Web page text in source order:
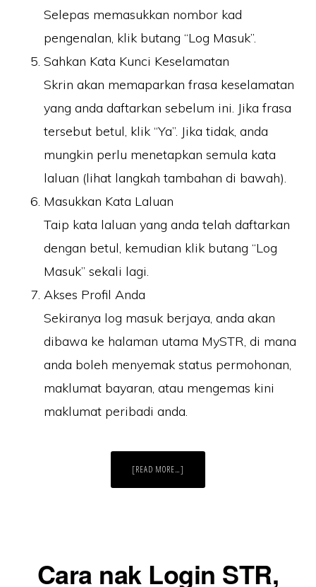
Selepas memasukkan nombor kad
pengenalan, klik butang“Log Masuk”.
Sahkan Kata Kunci Keselamatan
Skrin akan memaparkanfrasa keselamatan
yang anda daftarkan sebelum ini. Jika frasa
tersebut betul, klik“Ya”. Jika tidak, anda
mungkin perlu menetapkan semula kata
laluan (lihat langkah tambahan di bawah).
Masukkan Kata Laluan
Taip kata laluan yang anda telah daftarkan
dengan betul, kemudian klik butang“Log
Masuk” sekali lagi.
Akses Profil Anda
Sekiranya log masuk berjaya, anda akan
dibawa ke halaman utama MySTR, di mana
anda boleh menyemak status permohonan,
maklumat bayaran, atau mengemas kini
maklumat peribadi anda.
[READ MORE…]
LOGIN
Cara nak Login STR,